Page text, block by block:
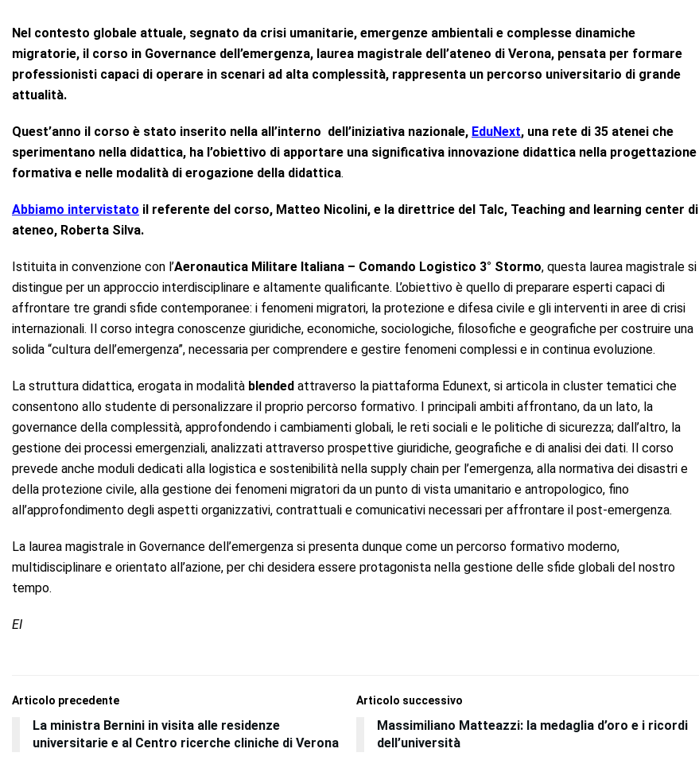
Nel contesto globale attuale, segnato da crisi umanitarie, emergenze ambientali e complesse dinamiche
migratorie, il corso in Governance dell’emergenza, laurea magistrale dell’ateneo di Verona, pensata per formare
professionisti capaci di operare in scenari ad alta complessità, rappresenta un percorso universitario di grande
attualità.
Quest’anno il corso è stato inserito nella all’interno dell’iniziativa nazionale, EduNext, una rete di 35 atenei che
sperimentano nella didattica, ha l’obiettivo di apportare una significativa innovazione didattica nella progettazione
formativa e nelle modalità di erogazione della didattica.
Abbiamo intervistato il referente del corso, Matteo Nicolini, e la direttrice del Talc, Teaching and learning center di
ateneo, Roberta Silva.
Istituita in convenzione con l’Aeronautica Militare Italiana – Comando Logistico 3° Stormo, questa laurea magistrale si
distingue per un approccio interdisciplinare e altamente qualificante. L’obiettivo è quello di preparare esperti capaci di
affrontare tre grandi sfide contemporanee: i fenomeni migratori, la protezione e difesa civile e gli interventi in aree di crisi
internazionali. Il corso integra conoscenze giuridiche, economiche, sociologiche, filosofiche e geografiche per costruire una
solida “cultura dell’emergenza”, necessaria per comprendere e gestire fenomeni complessi e in continua evoluzione.
La struttura didattica, erogata in modalità blended attraverso la piattaforma Edunext, si articola in cluster tematici che
consentono allo studente di personalizzare il proprio percorso formativo. I principali ambiti affrontano, da un lato, la
governance della complessità, approfondendo i cambiamenti globali, le reti sociali e le politiche di sicurezza; dall’altro, la
gestione dei processi emergenziali, analizzati attraverso prospettive giuridiche, geografiche e di analisi dei dati. Il corso
prevede anche moduli dedicati alla logistica e sostenibilità nella supply chain per l’emergenza, alla normativa dei disastri e
della protezione civile, alla gestione dei fenomeni migratori da un punto di vista umanitario e antropologico, fino
all’approfondimento degli aspetti organizzativi, contrattuali e comunicativi necessari per affrontare il post-emergenza.
La laurea magistrale in Governance dell’emergenza si presenta dunque come un percorso formativo moderno,
multidisciplinare e orientato all’azione, per chi desidera essere protagonista nella gestione delle sfide globali del nostro
tempo.
EI
Articolo precedente
La ministra Bernini in visita alle residenze
universitarie e al Centro ricerche cliniche di Verona
Articolo successivo
Massimiliano Matteazzi: la medaglia d’oro e i ricordi
dell’università